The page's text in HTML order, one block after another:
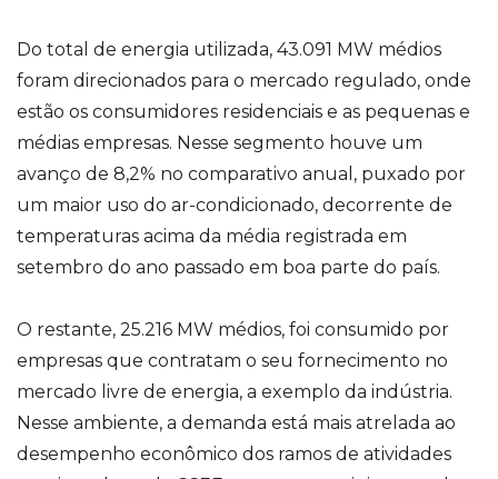
Do total de energia utilizada, 43.091 MW médios
foram direcionados para o mercado regulado, onde
estão os consumidores residenciais e as pequenas e
médias empresas. Nesse segmento houve um
avanço de 8,2% no comparativo anual, puxado por
um maior uso do ar-condicionado, decorrente de
temperaturas acima da média registrada em
setembro do ano passado em boa parte do país.
O restante, 25.216 MW médios, foi consumido por
empresas que contratam o seu fornecimento no
mercado livre de energia, a exemplo da indústria.
Nesse ambiente, a demanda está mais atrelada ao
desempenho econômico dos ramos de atividades